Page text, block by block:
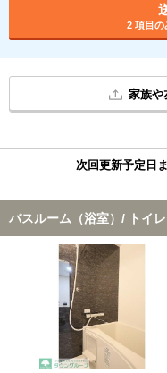
2 項目の
家族や
次回更新予定日
バスルーム（浴室）/ トイレ